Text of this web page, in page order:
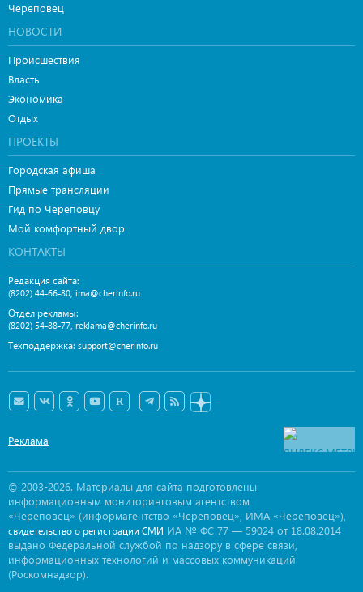
Череповец
НОВОСТИ
Происшествия
Власть
Экономика
Отдых
ПРОЕКТЫ
Городская афиша
Прямые трансляции
Гид по Череповцу
Мой комфортный двор
КОНТАКТЫ
Редакция сайта:
(8202) 44-66-80, ima@cherinfo.ru
Отдел рекламы:
(8202) 54-88-77, reklama@cherinfo.ru
Техподдержка: support@cherinfo.ru
Реклама
© 2003-2026. Материалы для сайта подготовлены
информационным мониторинговым агентством
«Череповец» (информагентство «Череповец», ИМА «Череповец»),
свидетельство о регистрации СМИ ИА № ФС 77 — 59024 от 18.08.2014
выдано Федеральной службой по надзору в сфере связи,
информационных технологий и массовых коммуникаций
(Роскомнадзор).